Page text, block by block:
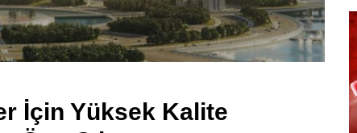
İçin Yüksek Kalite